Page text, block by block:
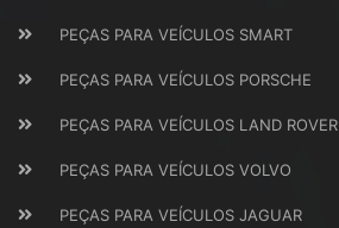
PEÇAS PARA VEÍCULOS SMART
PEÇAS PARA VEÍCULOS PORSCHE
PEÇAS PARA VEÍCULOS LAND ROVER
PEÇAS PARA VEÍCULOS VOLVO
PEÇAS PARA VEÍCULOS JAGUAR